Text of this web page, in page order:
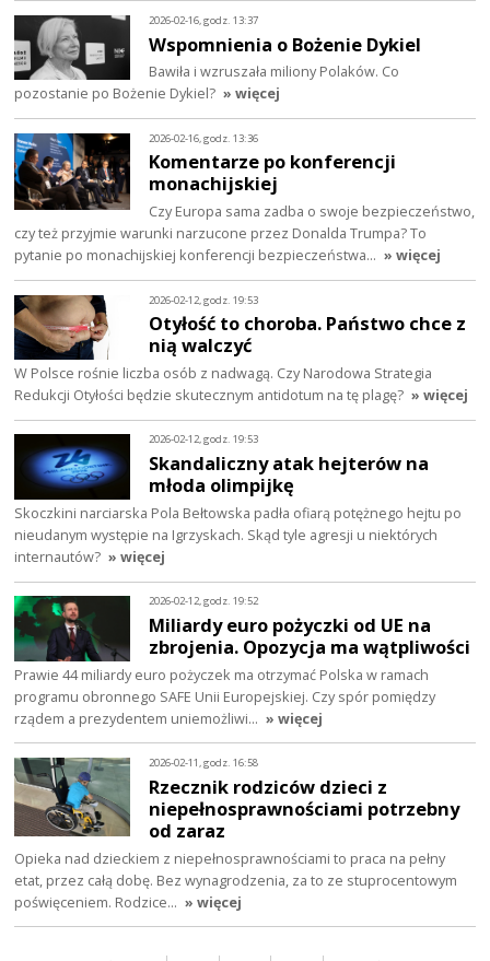
2026-02-16, godz. 13:37
Wspomnienia o Bożenie Dykiel
Bawiła i wzruszała miliony Polaków. Co
pozostanie po Bożenie Dykiel? » więcej
2026-02-16, godz. 13:36
Komentarze po konferencji
monachijskiej
Czy Europa sama zadba o swoje bezpieczeństwo,
czy też przyjmie warunki narzucone przez Donalda Trumpa? To
pytanie po monachijskiej konferencji bezpieczeństwa… » więcej
2026-02-12, godz. 19:53
Otyłość to choroba. Państwo chce z
nią walczyć
W Polsce rośnie liczba osób z nadwagą. Czy Narodowa Strategia
Redukcji Otyłości będzie skutecznym antidotum na tę plagę? » więcej
2026-02-12, godz. 19:53
Skandaliczny atak hejterów na
młoda olimpijkę
Skoczkini narciarska Pola Bełtowska padła ofiarą potężnego hejtu po
nieudanym występie na Igrzyskach. Skąd tyle agresji u niektórych
internautów? » więcej
2026-02-12, godz. 19:52
Miliardy euro pożyczki od UE na
zbrojenia. Opozycja ma wątpliwości
Prawie 44 miliardy euro pożyczek ma otrzymać Polska w ramach
programu obronnego SAFE Unii Europejskiej. Czy spór pomiędzy
rządem a prezydentem uniemożliwi… » więcej
2026-02-11, godz. 16:58
Rzecznik rodziców dzieci z
niepełnosprawnościami potrzebny
od zaraz
Opieka nad dzieckiem z niepełnosprawnościami to praca na pełny
etat, przez całą dobę. Bez wynagrodzenia, za to ze stuprocentowym
poświęceniem. Rodzice… » więcej